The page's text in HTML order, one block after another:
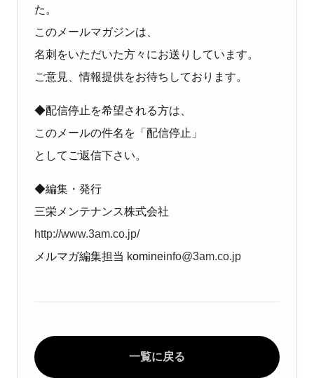
た。
このメールマガジンは、
名刺をいただいた方々にお送りしています。
ご意見、情報提供をお待ちしております。
◆配信停止を希望される方は、
このメールの件名を「配信停止」
としてご返信下さい。
◆編集・発行
三栄メンテナンス株式会社
http://www.3am.co.jp/
メルマガ編集担当 komineinfo@3am.co.jp
一覧に戻る